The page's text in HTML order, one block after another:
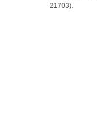
21703).